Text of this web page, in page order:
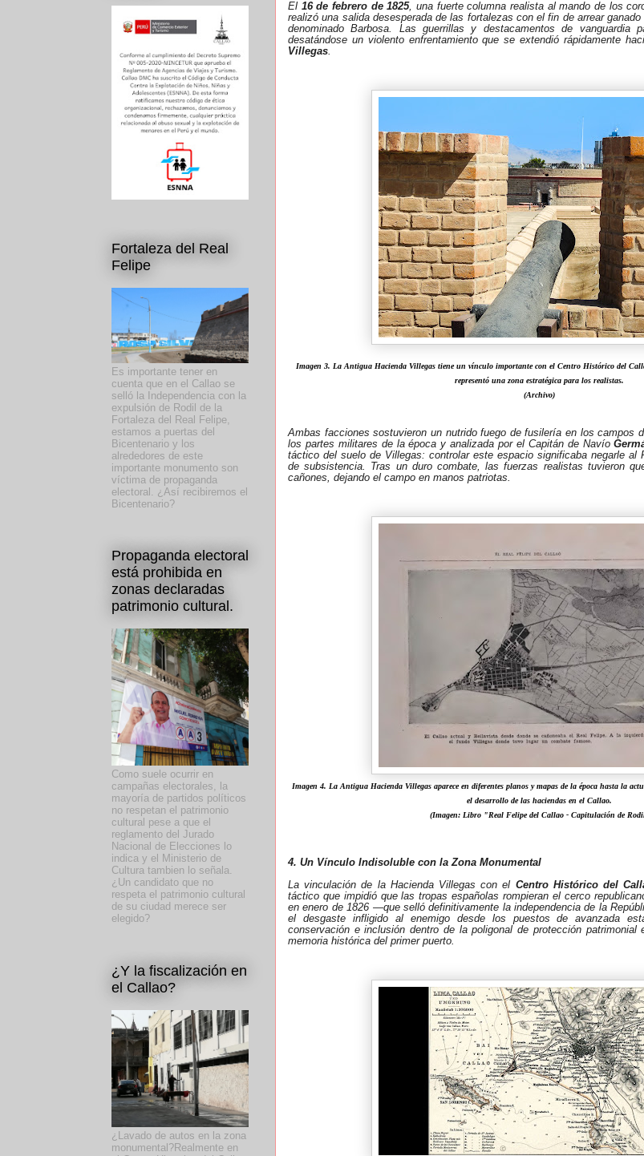
El 16 de febrero de 1825, una fuerte columna realista al mando de los
realizó una salida desesperada de las fortalezas con el fin de arrear
denominado Barbosa. Las guerrillas y destacamentos de vanguardia
desatándose un violento enfrentamiento que se extendió rápidamente
Villegas.
Imagen 3. La Antigua Hacienda Villegas tiene un vínculo importante con el Centro Histórico del
representó una zona estratégica para los realistas.
(Archivo)
Ambas facciones sostuvieron un nutrido fuego de fusilería en los campos
los partes militares de la época y analizada por el Capitán de Navío
táctico del suelo de Villegas: controlar este espacio significaba negarle al
de subsistencia. Tras un duro combate, las fuerzas realistas tuvieron
cañones, dejando el campo en manos patriotas.
Imagen 4. La Antigua Hacienda Villegas aparece en diferentes planos y mapas de la época hasta la
el desarrollo de las haciendas en el Callao.
(Imagen: Libro "Real Felipe del Callao - Capitulación de
4. Un Vínculo Indisoluble con la Zona Monumental
La vinculación de la Hacienda Villegas con el Centro Histórico del
táctico que impidió que las tropas españolas rompieran el cerco
en enero de 1826 —que selló definitivamente la independencia de la
el desgaste infligido al enemigo desde los puestos de avanzada
conservación e inclusión dentro de la poligonal de protección patrimonial
memoria histórica del primer puerto.
Fortaleza del Real
Felipe
Es importante tener en
cuenta que en el Callao se
selló la Independencia con la
expulsión de Rodil de la
Fortaleza del Real Felipe,
estamos a puertas del
Bicentenario y los
alrededores de este
importante monumento son
víctima de propaganda
electoral. ¿Así recibiremos el
Bicentenario?
Propaganda electoral
está prohibida en
zonas declaradas
patrimonio cultural.
Como suele ocurrir en
campañas electorales, la
mayoría de partidos políticos
no respetan el patrimonio
cultural pese a que el
reglamento del Jurado
Nacional de Elecciones lo
indica y el Ministerio de
Cultura tambien lo señala.
¿Un candidato que no
respeta el patrimonio cultural
de su ciudad merece ser
elegido?
¿Y la fiscalización en
el Callao?
¿Lavado de autos en la zona
monumental?Realmente en